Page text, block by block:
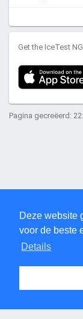
Deze website
voor de beste
Details
Get the IceTest
Pagina gecreëerd: